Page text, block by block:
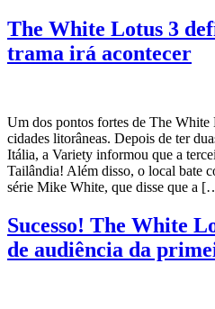
The White Lotus 3
trama irá acontecer
Um dos pontos fortes de The White
cidades litorâneas. Depois de ter
Itália, a Variety informou que a
Tailândia! Além disso, o local bate
série Mike White, que disse que a
Sucesso! The White
de audiência da